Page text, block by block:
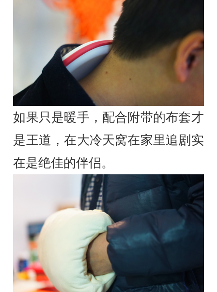
如果只是暖手，配合附带的布套才
是王道，在大冷天窝在家里追剧实
在是绝佳的伴侣。